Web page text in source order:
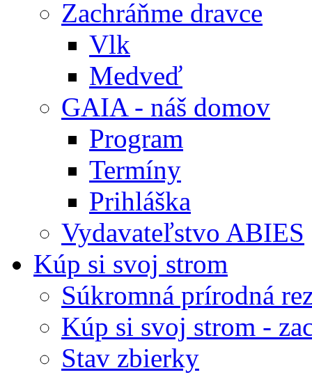
Zachráňme dravce
Vlk
Medveď
GAIA - náš domov
Program
Termíny
Prihláška
Vydavateľstvo ABIES
Kúp si svoj strom
Súkromná prírodná
Kúp si svoj strom -
Stav zbierky